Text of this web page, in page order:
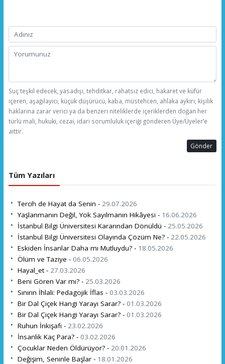
Suç teşkil edecek, yasadışı, tehditkar, rahatsız edici, hakaret ve küfür
içeren, aşağılayıcı, küçük düşürücü, kaba, müstehcen, ahlaka aykırı, kişilik
haklarına zarar verici ya da benzeri niteliklerde içeriklerden doğan her
türlü mali, hukuki, cezai, idari sorumluluk içeriği gönderen Üye/Üyeler’e
aittir.
Gönder
Tüm Yazıları
Tercih de Hayat da Senin - 29.07.2026
Yaşlanmanın Değil, Yok Sayılmanın Hikâyesi - 16.06.2026
İstanbul Bilgi Üniversitesi Kararından Dönüldü - 25.05.2026
İstanbul Bilgi Üniversitesi Olayında Çözüm Ne? - 22.05.2026
Eskiden İnsanlar Daha mı Mutluydu? - 18.05.2026
Ölüm ve Taziye - 06.05.2026
Hayal_et - 27.03.2026
Beni Gören Var mı? - 25.03.2026
Sınırın İhlali: Pedagojik İflas - 03.03.2026
Bir Dal Çiçek Hangi Yarayı Sarar? - 01.03.2026
Bir Dal Çiçek Hangi Yarayı Sarar? - 01.03.2026
Ruhun İnkişafı - 23.02.2026
İnsanlık Kaç Para? - 03.02.2026
Çocuklar Neden Öldürüyor? - 20.01.2026
Değişim, Seninle Başlar - 18.01.2026